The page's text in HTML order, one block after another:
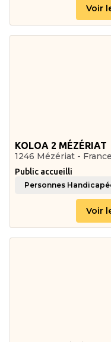
Voir
KOLOA 2 MÉZÉRIAT
1246 Mézériat - France
Public accueilli
Personnes
Voir